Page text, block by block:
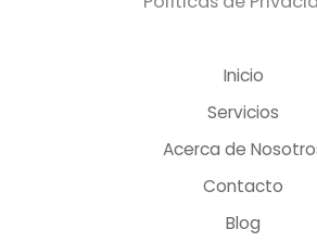
Inicio
Servicios
Acerca de
Contacto
Blog